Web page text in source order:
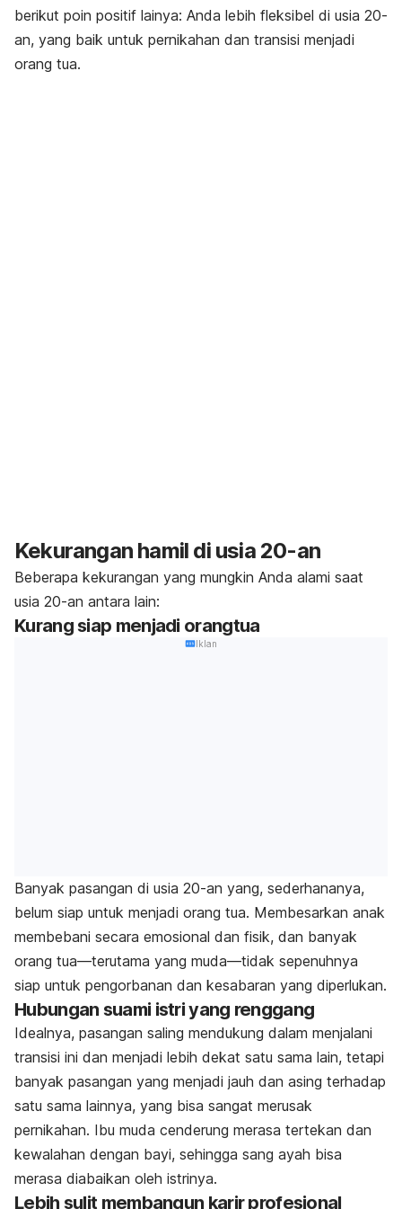
berikut poin positif lainya: Anda lebih fleksibel di usia 20-
an, yang baik untuk pernikahan dan transisi menjadi
orang tua.
Kekurangan hamil di usia 20-an
Beberapa kekurangan yang mungkin Anda alami saat
usia 20-an antara lain:
Kurang siap menjadi orangtua
Iklan
Banyak pasangan di usia 20-an yang, sederhananya,
belum siap untuk menjadi orang tua. Membesarkan anak
membebani secara emosional dan fisik, dan banyak
orang tua—terutama yang muda—tidak sepenuhnya
siap untuk pengorbanan dan kesabaran yang diperlukan.
Hubungan suami istri yang renggang
Idealnya, pasangan saling mendukung dalam menjalani
transisi ini dan menjadi lebih dekat satu sama lain, tetapi
banyak pasangan yang menjadi jauh dan asing terhadap
satu sama lainnya, yang bisa sangat merusak
pernikahan. Ibu muda cenderung merasa tertekan dan
kewalahan dengan bayi, sehingga sang ayah bisa
merasa diabaikan oleh istrinya.
Lebih sulit membangun karir profesional